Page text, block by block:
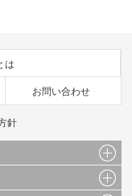
は
お問い合わせ
針
像データ等）及びこれらの配